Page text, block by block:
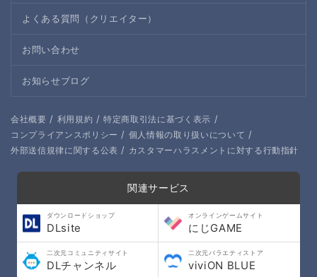
よくある質問（クリエイター）
お問い合わせ
お知らせブログ
会社概要 / 利用規約 / 特定商取引法に基づく表示 /
コンプライアンスポリシー / 個人情報の取り扱いについて /
外部送信規律に関する公表 / カスタマーハラスメントに対する行動指針
関連サービス
ダウンロードショップ
DLsite
オンラインゲームサイト
にじGAME
二次元コミュニティサイト
DLチャンネル
二次元バラエティストア
viviON BLUE